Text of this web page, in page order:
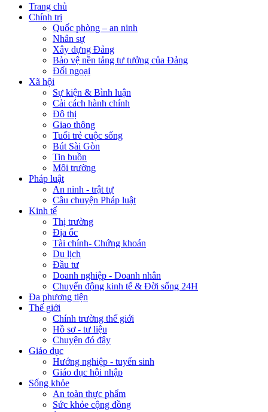
Trang chủ
Chính trị
Quốc phòng – an ninh
Nhân sự
Xây dựng Đảng
Bảo vệ nền tảng tư tưởng của Đảng
Đối ngoại
Xã hội
Sự kiện & Bình luận
Cải cách hành chính
Đô thị
Giao thông
Tuổi trẻ cuộc sống
Bút Sài Gòn
Tin buồn
Môi trường
Pháp luật
An ninh - trật tự
Câu chuyện Pháp luật
Kinh tế
Thị trường
Địa ốc
Tài chính- Chứng khoán
Du lịch
Đầu tư
Doanh nghiệp - Doanh nhân
Chuyển động kinh tế & Đời sống 24H
Đa phương tiện
Thế giới
Chính trường thế giới
Hồ sơ - tư liệu
Chuyện đó đây
Giáo dục
Hướng nghiệp - tuyển sinh
Giáo dục hội nhập
Sống khỏe
An toàn thực phẩm
Sức khỏe cộng đồng